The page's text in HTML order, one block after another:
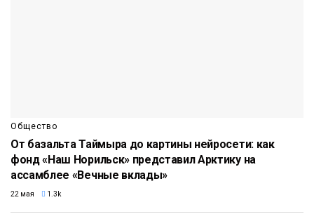
Общество
От базальта Таймыра до картины нейросети: как
фонд «Наш Норильск» представил Арктику на
ассамблее «Вечные вклады»
22 мая 1.3k